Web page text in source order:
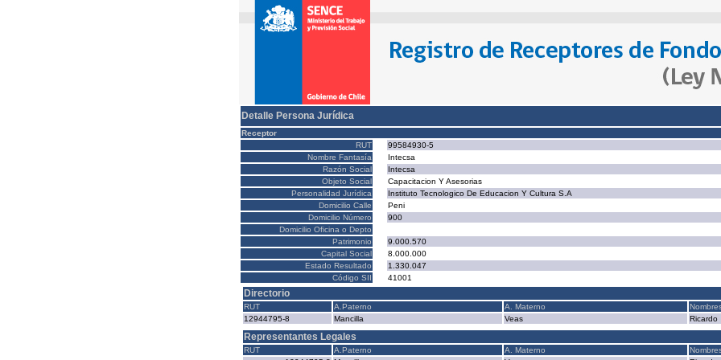
Detalle Persona Jurídica
Receptor
RUT
99584930-5
Nombre Fantasía
Intecsa
Razón Social
Intecsa
Objeto Social
Capacitacion Y Asesorias
Personalidad Jurídica
Instituto Tecnologico De Educacion Y Cultura S.A
Domicilio Calle
Peni
Domicilio Número
900
Domicilio Oficina o Depto
Patrimonio
9.000.570
Capital Social
8.000.000
Estado Resultado
1.330.047
Código SII
41001
Directorio
RUT A.Paterno A. Materno
12944795-8
Mancilla Veas Ricardo
Representantes Legales
RUT A.Paterno A. Materno